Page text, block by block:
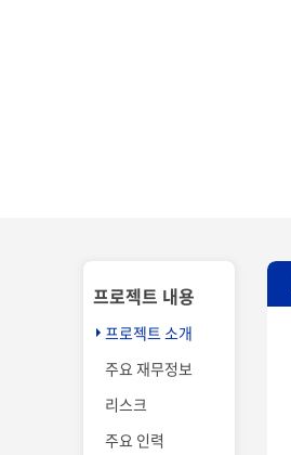
프로젝트 내용
프로젝트 소개
주요 재무정보
리스크
주요 인력